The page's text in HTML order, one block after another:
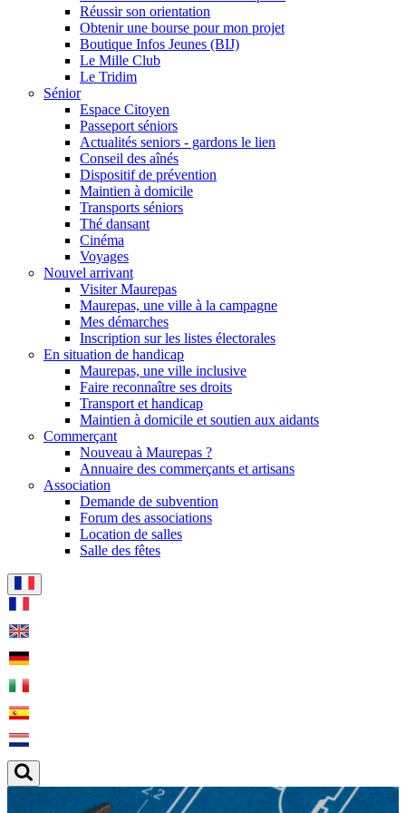
Réussir son orientation
Obtenir une bourse pour mon projet
Boutique Infos Jeunes (BIJ)
Le Mille Club
Le Tridim
Sénior
Espace Citoyen
Passeport séniors
Actualités seniors - gardons le lien
Conseil des aînés
Dispositif de prévention
Maintien à domicile
Transports séniors
Thé dansant
Cinéma
Voyages
Nouvel arrivant
Visiter Maurepas
Maurepas, une ville à la campagne
Mes démarches
Inscription sur les listes électorales
En situation de handicap
Maurepas, une ville inclusive
Faire reconnaître ses droits
Transport et handicap
Maintien à domicile et soutien aux aidants
Commerçant
Nouveau à Maurepas ?
Annuaire des commerçants et artisans
Association
Demande de subvention
Forum des associations
Location de salles
Salle des fêtes